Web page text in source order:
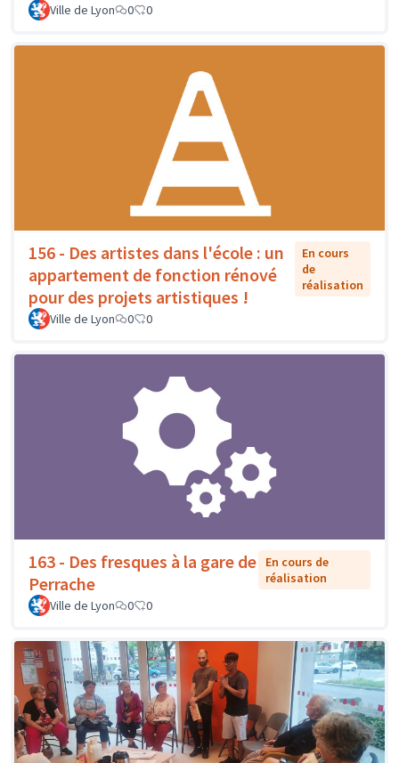
Ville de Lyon 0 0
156 - Des artistes dans l'école : un
appartement de fonction rénové
pour des projets artistiques !
En cours
de
réalisation
Ville de Lyon 0 0
163 - Des fresques à la gare de
Perrache
En cours de
réalisation
Ville de Lyon
0 0